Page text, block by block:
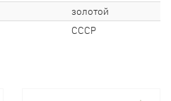
золотой
СССР